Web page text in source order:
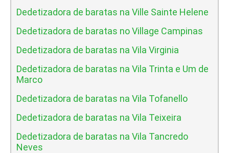
Dedetizadora de baratas na Ville Sainte Helene
Dedetizadora de baratas no Village Campinas
Dedetizadora de baratas na Vila Virginia
Dedetizadora de baratas na Vila Trinta e Um de
Marco
Dedetizadora de baratas na Vila Tofanello
Dedetizadora de baratas na Vila Teixeira
Dedetizadora de baratas na Vila Tancredo
Neves